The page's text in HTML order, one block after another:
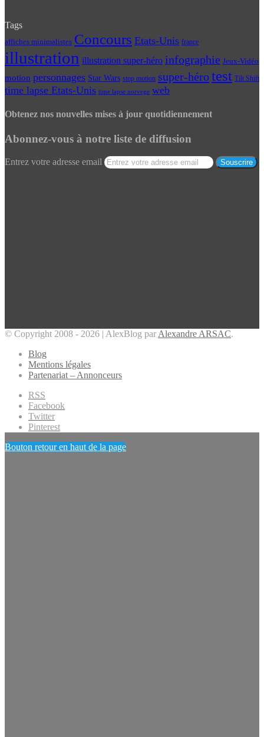
Tags
affiches minimalistes Concours Etats-Unis france
illustration illustration super-héro infographie Jeux-Vidéo
motion personnages Star Wars stop motion super-hérotest Tilt Shift
time lapse Etats-Unis time lapse norvege web
Obtenez nos nouvelles mises à jour quotidiennement
Abonnez-vous à notre liste de diffusion
Entrez votre adresse email
© Copyright 2008 - 2026 | AlexBlog par Alexandre ARSAC.
Blog
Mentions légales
Partenariat – Annonceurs
RSS
Facebook
Twitter
Pinterest
Bouton retour en haut de la page